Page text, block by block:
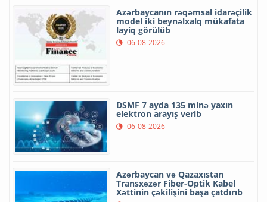
Azərbaycanın rəqəmsal idarəçilik
model iki beynəlxalq mükafata
layiq görülüb
06-08-2026
DSMF 7 ayda 135 minə yaxın
elektron arayış verib
06-08-2026
Azərbaycan və Qazaxıstan
Transxəzər Fiber-Optik Kabel
Xəttinin çəkilişini başa çatdırıb